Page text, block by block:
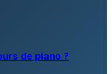
de piano ?